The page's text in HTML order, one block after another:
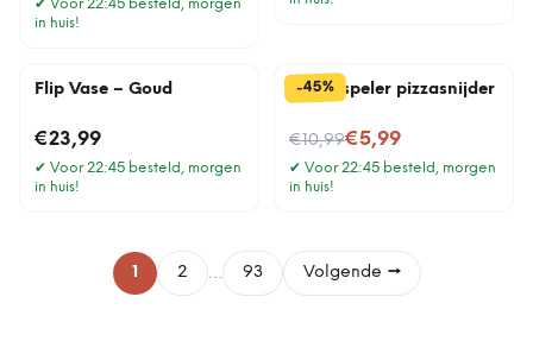
✔ Voor 22:45 besteld, morgen
in huis!
Flip Vase – Goud
€23,99
✔ Voor 22:45 besteld, morgen
in huis!
-45%
Platenspeler pizzasnijder
€10,99
Nu voor€5,99
✔ Voor 22:45 besteld, morgen
in huis!
1 2 … 93 Volgende →